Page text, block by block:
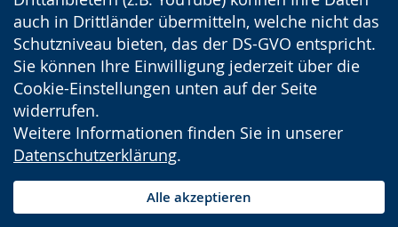
auch in Drittländer übermitteln, welche nicht das
Schutzniveau bieten, das der DS-GVO entspricht.
Sie können Ihre Einwilligung jederzeit über die
Cookie-Einstellungen unten auf der Seite
widerrufen.
Weitere Informationen finden Sie in unserer
Datenschutzerklärung.
Alle akzeptieren